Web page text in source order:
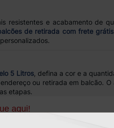
resistentes e acabamento de
de retirada com frete grátis
5 Litros , defina a cor e a
ou retirada em balcão.
etapas.
aqui!